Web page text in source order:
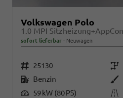
Volkswagen Polo
sofort lieferbar Neuwagen
Fahrzeugnr. 25130 Getriebe
Kraftstoff Benzin Außenfarbe
Leistung 59 kW (80 PS) Kilometerstand